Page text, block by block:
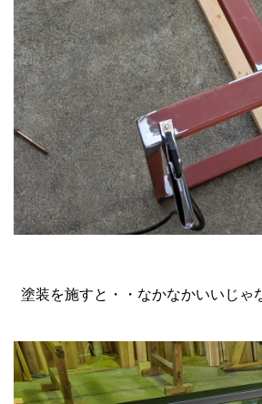
塗装を施すと・・なかなかいいじゃ